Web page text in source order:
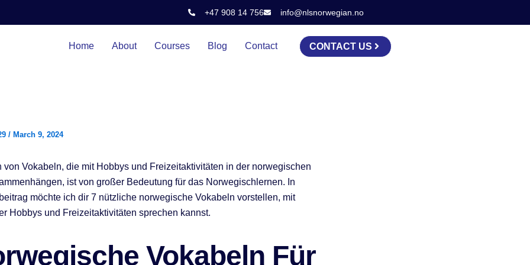
+47 908 14 756 info@nlsnorwegian.no
Home About Courses Blog Contact CONTACT US
/ March 9, 2024
von Vokabeln, die mit Hobbys und Freizeitaktivitäten in der norwegischen
ist von großer Bedeutung für das Norwegischlernen. In
möchte ich dir 7 nützliche norwegische Vokabeln vorstellen, mit
Hobbys und Freizeitaktivitäten sprechen kannst.
Vokabeln Für